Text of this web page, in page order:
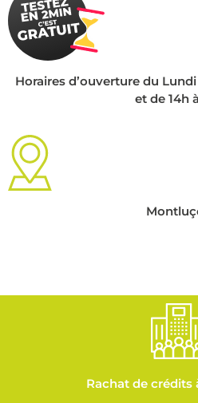
Horaires d’ouverture du
et de 14h
Rachat de crédits